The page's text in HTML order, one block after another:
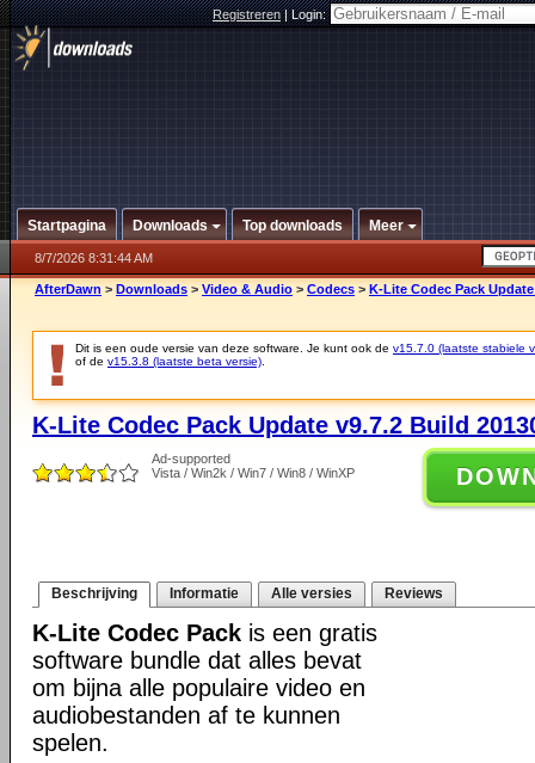
Registreren|Login:
Startpagina Downloads Top downloads Meer
8/7/2026 8:31:44 AM
AfterDawn > Downloads > Video & Audio > Codecs > K-Lite Codec Pack
Dit is een oude versie van deze software. Je kunt ook de v15.7.0 (laatste stabiele
of de v15.3.8 (laatste beta versie)
K-Lite Codec Pack Update v9.7.2 Build
Ad-supported
Vista / Win2k / Win7 / Win8 / WinXP
Beschrijving Informatie Alle versies Reviews
K-Lite Codec Pack is een gratis
software bundle dat alles bevat
om bijna alle populaire video en
audiobestanden af te kunnen
spelen.